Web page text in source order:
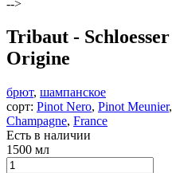
-->
Tribaut -
Origine
брют, шампанское
сорт: Pinot Nero, Pinot Meunier,
Champagne, France
Есть в наличии
1500 мл